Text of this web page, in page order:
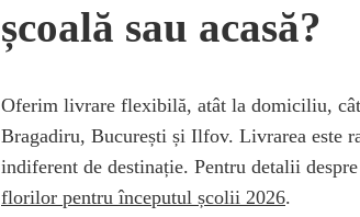
școală sau acasă?
Oferim livrare flexibilă, atât la domiciliu,
Bragadiru, București și Ilfov. Livrarea este
indiferent de destinație. Pentru detalii
florilor pentru începutul școlii 2026.